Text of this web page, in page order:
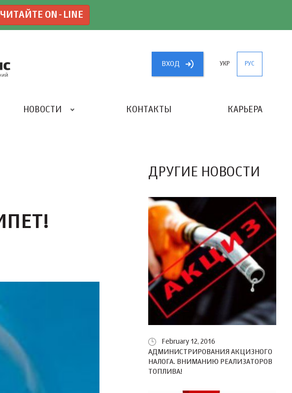
ЧИТАЙТЕ ON-LINE
ВХОД УКР РУС
НОВОСТИ КОНТАКТЫ КАРЬЕРА
ДРУГИЕ НОВОСТИ
February 12, 2016
АДМИНИСТРИРОВАНИЯ АКЦИЗНОГО
НАЛОГА. ВНИМАНИЮ РЕАЛИЗАТОРОВ
ТОПЛИВА!